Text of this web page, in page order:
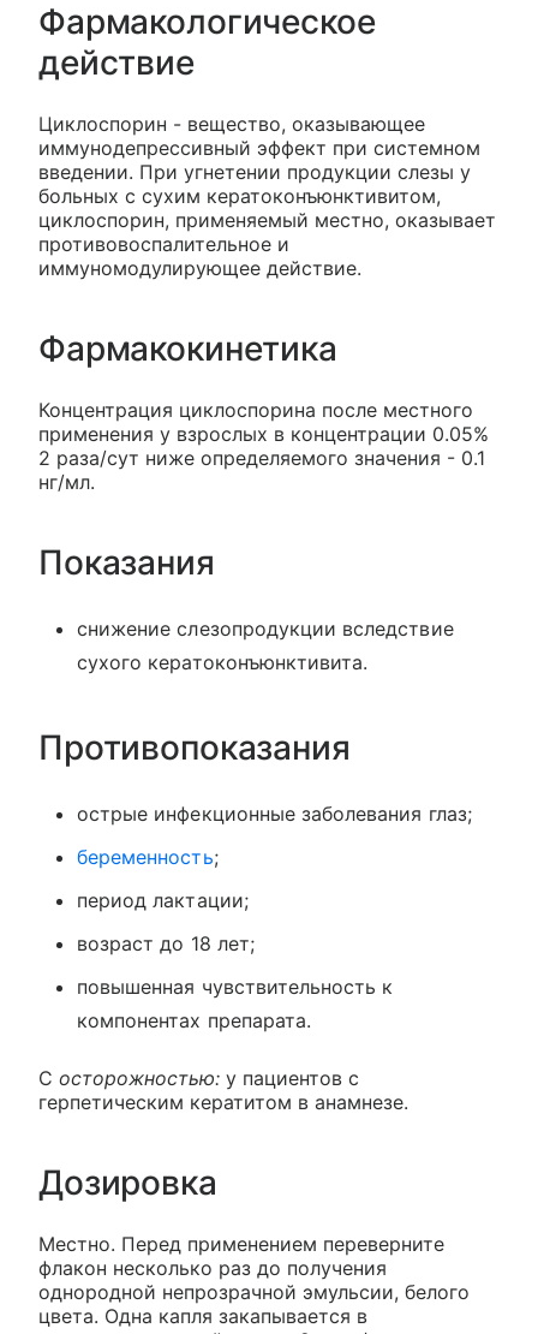
Фармакологическое
действие
Циклоспорин - вещество, оказывающее
иммунодепрессивный эффект при системном
введении. При угнетении продукции слезы у
больных с сухим кератоконъюнктивитом,
циклоспорин, применяемый местно, оказывает
противовоспалительное и
иммуномодулирующее действие.
Фармакокинетика
Концентрация циклоспорина после местного
применения у взрослых в концентрации 0.05%
2 раза/сут ниже определяемого значения - 0.1
нг/мл.
Показания
снижение слезопродукции вследствие
сухого кератоконъюнктивита.
Противопоказания
острые инфекционные заболевания глаз;
беременность;
период лактации;
возраст до 18 лет;
повышенная чувствительность к
компонентах препарата.
С осторожностью: у пациентов с
герпетическим кератитом в анамнезе.
Дозировка
Местно. Перед применением переверните
флакон несколько раз до получения
однородной непрозрачной эмульсии, белого
цвета. Одна капля закапывается в